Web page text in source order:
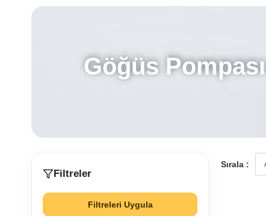
Göğüs Pompası
Filtreler
Filtreleri Uygula
Sırala :